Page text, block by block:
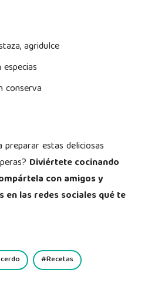
agridulce
conserva
estas deliciosas
Diviértete cocinando
con amigos y
las redes sociales qué te
Recetas